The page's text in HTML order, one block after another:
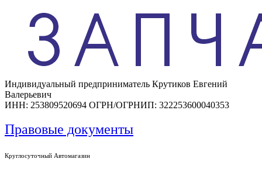
Индивидуальный предприниматель Крутиков Евгений
Валерьевич
ИНН: 253809520694 ОГРН/ОГРНИП: 322253600040353
Правовые документы
Круглосуточный Автомагазин